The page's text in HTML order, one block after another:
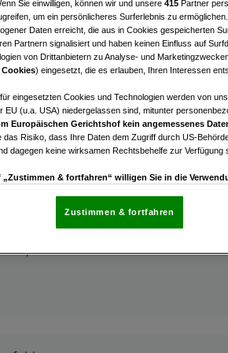
im Grünen | Charmantes
€ 100.000,00
Kaufpreis
in sonnendurchfluteten
€ 360.000,00
Kaufpreis
Sie einwilligen, können wir und unsere 415 Partner
um ein persönlicheres Surferlebnis zu
Daten erreicht, die aus in Cookies gespeicherten
Partnern signalisiert und haben keinen Einfluss auf
von Drittanbietern zu Analyse- und
) eingesetzt, die es erlauben, Ihren Interessen
eingesetzten Cookies und Technologien werden von
EU (u.a. USA) niedergelassen sind, mitunter
Europäischen Gerichtshof kein angemessenes
das Risiko, dass Ihre Daten dem Zugriff durch US-
dagegen keine wirksamen Rechtsbehelfe zur Verfügung
„Zustimmen & fortfahren“ willigen Sie in die
die sich auf jeder Seite unten im Footer befinden.
Zustimmen & fortfahren